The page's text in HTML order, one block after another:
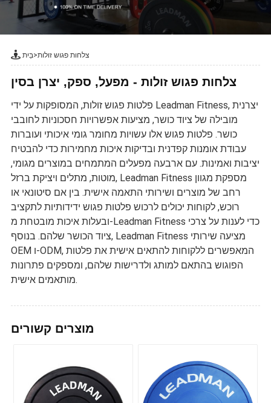
בַּיִת>צלחות פגוש זולות
צלחות פגוש זולות - מפעל, ספק, יצרן בסין
פלטות פגוש זולות, המסופקות על ידי Leadman Fitness, יצרנית
מובילה של ציוד כושר, מציעות אפשרויות חסכוניות לחובבי
כושר. פלטות פגוש אלו עשויות מחומר גומי איכותי ועוברות
עבודת אומנות קפדנית ובדיקות איכות מחמירות כדי להבטיח
יציבות ואמינות. עם ארבעה מפעלים המתמחים במוצרים מגומי,
מוטות, מתלים ויציקת ברזל, Leadman Fitness מספקת מגוון
רחב של מוצרים ושירותי התאמה אישית. בין אם סיטונאי או
רוכש, לקוחות יכולים לרכוש פלטות פגוש ידידותיות לתקציב
ובעלות איכות מובטחת מ-Leadman Fitness כדי לענות על צרכי
ציוד הכושר שלהם. בנוסף, Leadman Fitness מציעה שירותי
OEM ו-ODM, המאפשרים ללקוחות להתאים אישית את פלטות
הפוגוש בהתאם למותג ולדרישות שלהם, ומספקים פתרונות
מותאמים אישית.
מוצרים קשורים